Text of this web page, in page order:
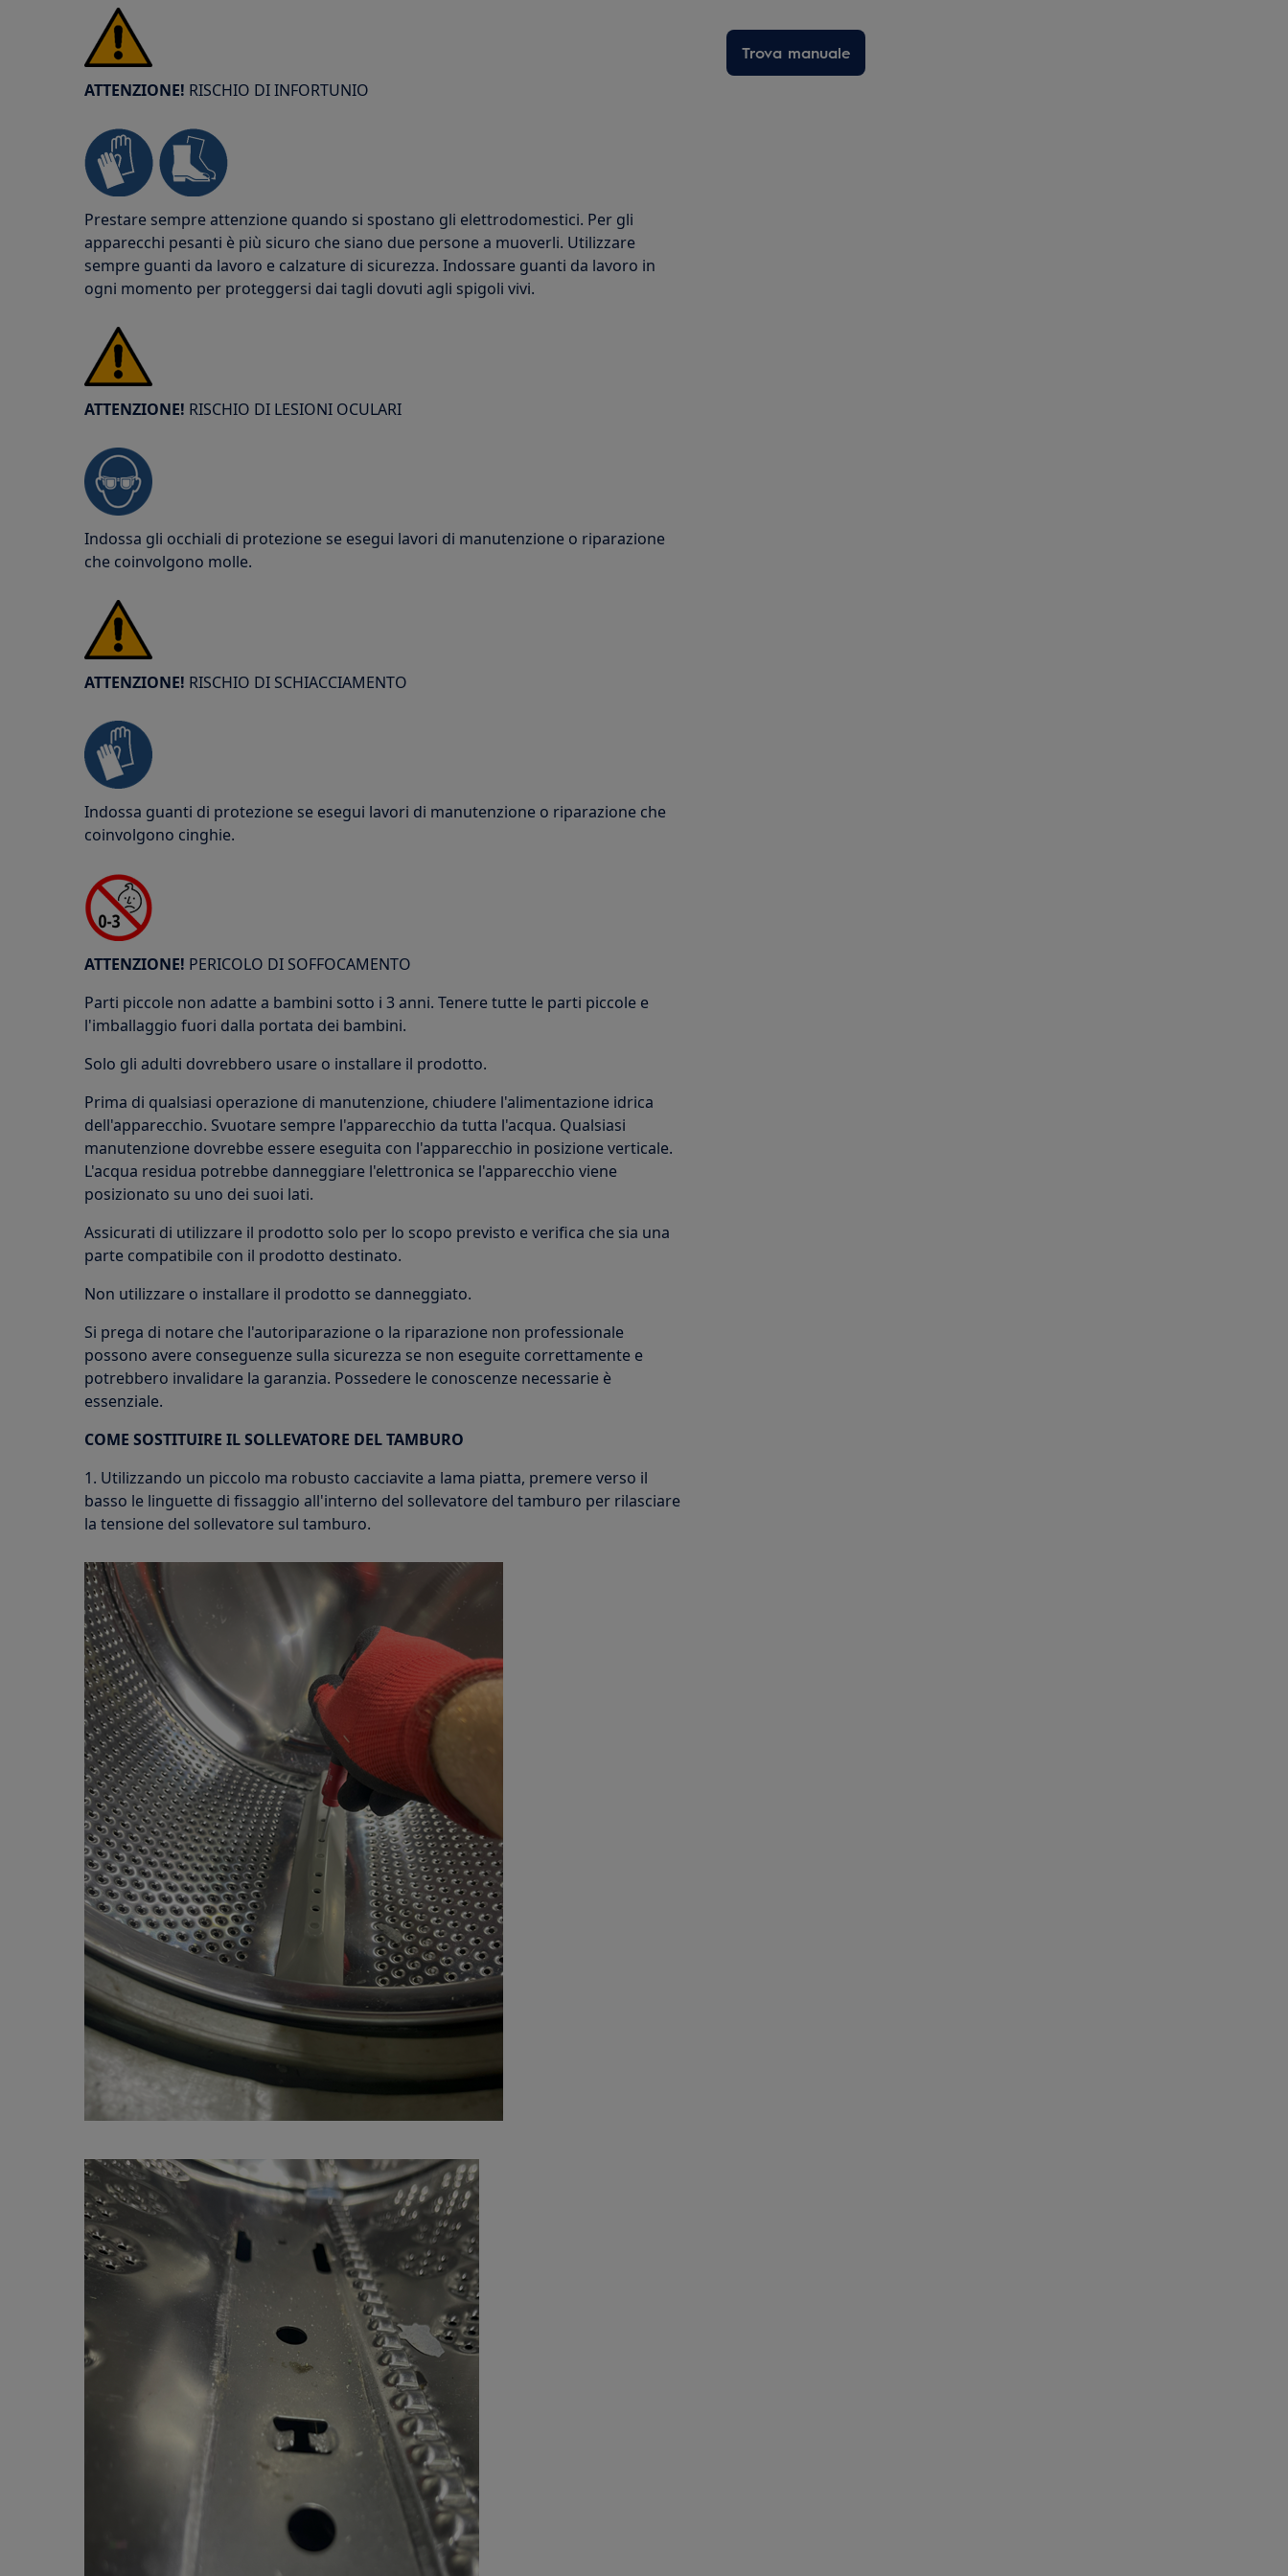
ATTENZIONE! RISCHIO DI INFORTUNIO
Prestare sempre attenzione quando si spostano gli elettrodomestici. Per gli
apparecchi pesanti è più sicuro che siano due persone a muoverli. Utilizzare
sempre guanti da lavoro e calzature di sicurezza. Indossare guanti da lavoro in
ogni momento per proteggersi dai tagli dovuti agli spigoli vivi.
ATTENZIONE! RISCHIO DI LESIONI OCULARI
Indossa gli occhiali di protezione se esegui lavori di manutenzione o riparazione
che coinvolgono molle.
ATTENZIONE! RISCHIO DI SCHIACCIAMENTO
Indossa guanti di protezione se esegui lavori di manutenzione o riparazione che
coinvolgono cinghie.
ATTENZIONE! PERICOLO DI SOFFOCAMENTO
Parti piccole non adatte a bambini sotto i 3 anni. Tenere tutte le parti piccole e
l'imballaggio fuori dalla portata dei bambini.
Solo gli adulti dovrebbero usare o installare il prodotto.
Prima di qualsiasi operazione di manutenzione, chiudere l'alimentazione idrica
dell'apparecchio. Svuotare sempre l'apparecchio da tutta l'acqua. Qualsiasi
manutenzione dovrebbe essere eseguita con l'apparecchio in posizione verticale.
L'acqua residua potrebbe danneggiare l'elettronica se l'apparecchio viene
posizionato su uno dei suoi lati.
Assicurati di utilizzare il prodotto solo per lo scopo previsto e verifica che sia una
parte compatibile con il prodotto destinato.
Non utilizzare o installare il prodotto se danneggiato.
Si prega di notare che l'autoriparazione o la riparazione non professionale
possono avere conseguenze sulla sicurezza se non eseguite correttamente e
potrebbero invalidare la garanzia. Possedere le conoscenze necessarie è
essenziale.
COME SOSTITUIRE IL SOLLEVATORE DEL TAMBURO
1. Utilizzando un piccolo ma robusto cacciavite a lama piatta, premere verso il
basso le linguette di fissaggio all'interno del sollevatore del tamburo per rilasciare
la tensione del sollevatore sul tamburo.
Trova manuale